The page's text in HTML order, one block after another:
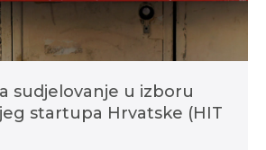
sudjelovanje u izboru
startupa Hrvatske (HIT